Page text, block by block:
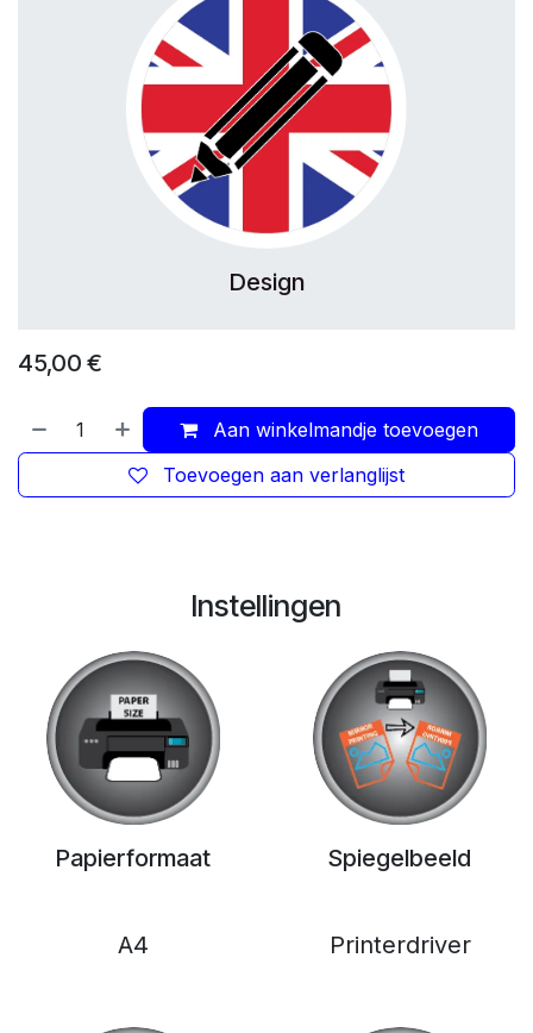
Design
45,00 €
Aan winkelmandje toevoegen
Toevoegen aan verlanglijst
Instellingen
Papierformaat
A4
Spiegelbeeld
Printerdriver